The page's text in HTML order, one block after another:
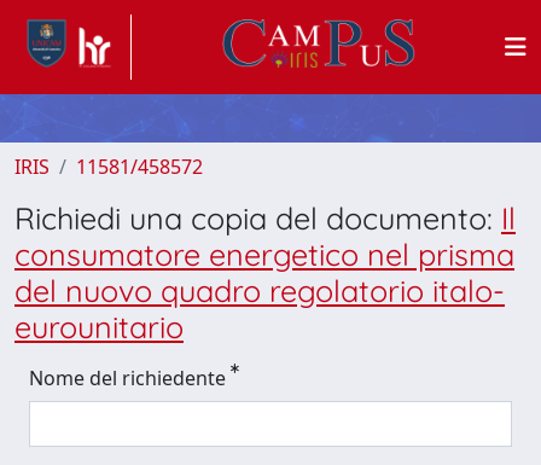
IRIS 11581/458572
Richiedi una copia del documento: Il
consumatore energetico nel prisma
del nuovo quadro regolatorio italo-
eurounitario
Nome del richiedente